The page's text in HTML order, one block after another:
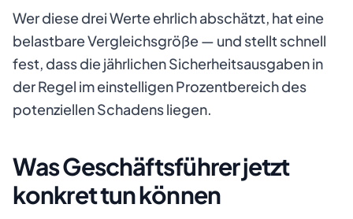
Wer diese drei Werte ehrlich abschätzt, hat eine
belastbare Vergleichsgröße — und stellt schnell
fest, dass die jährlichen Sicherheitsausgaben in
der Regel im einstelligen Prozentbereich des
potenziellen Schadens liegen.
Was Geschäftsführer jetzt
konkret tun können